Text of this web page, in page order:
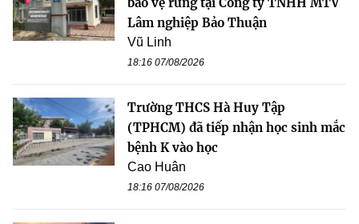
Lâm nghiệp Bảo Thuận
Vũ Linh
18:16 07/08/2026
Trường THCS Hà Huy Tập
(TPHCM) đã tiếp nhận học sinh mắc
bệnh K vào học
Cao Huân
18:16 07/08/2026